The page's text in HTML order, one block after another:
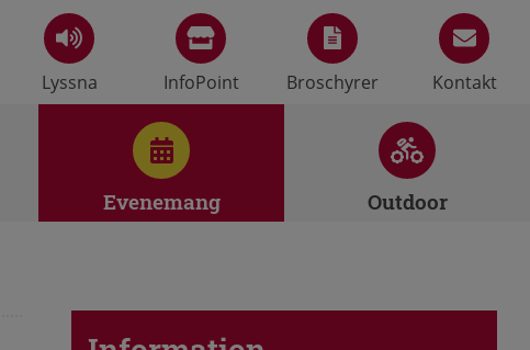
Lyssna InfoPoint Broschyrer Kontakt
Evenemang Outdoor